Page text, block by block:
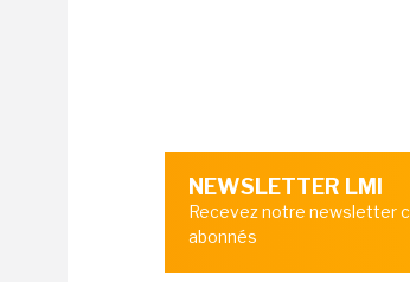
NEWSLETTER LMI
Recevez notre newsletter
abonnés